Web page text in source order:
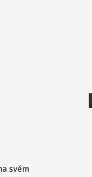
Dobrý den,